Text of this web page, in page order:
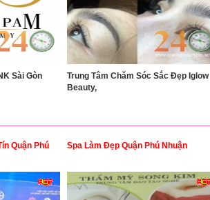
Sài Gòn
Trung Tâm Chăm Sóc Sắc Đẹp Iglow
Beauty,
Quận Phú
Spa Làm Đẹp Quận Phú Nhuận